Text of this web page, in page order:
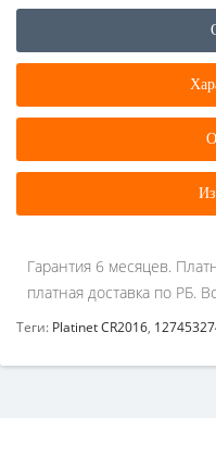
Гарантия 6 месяцев.
платная доставка по РБ.
Теги: Platinet CR2016,